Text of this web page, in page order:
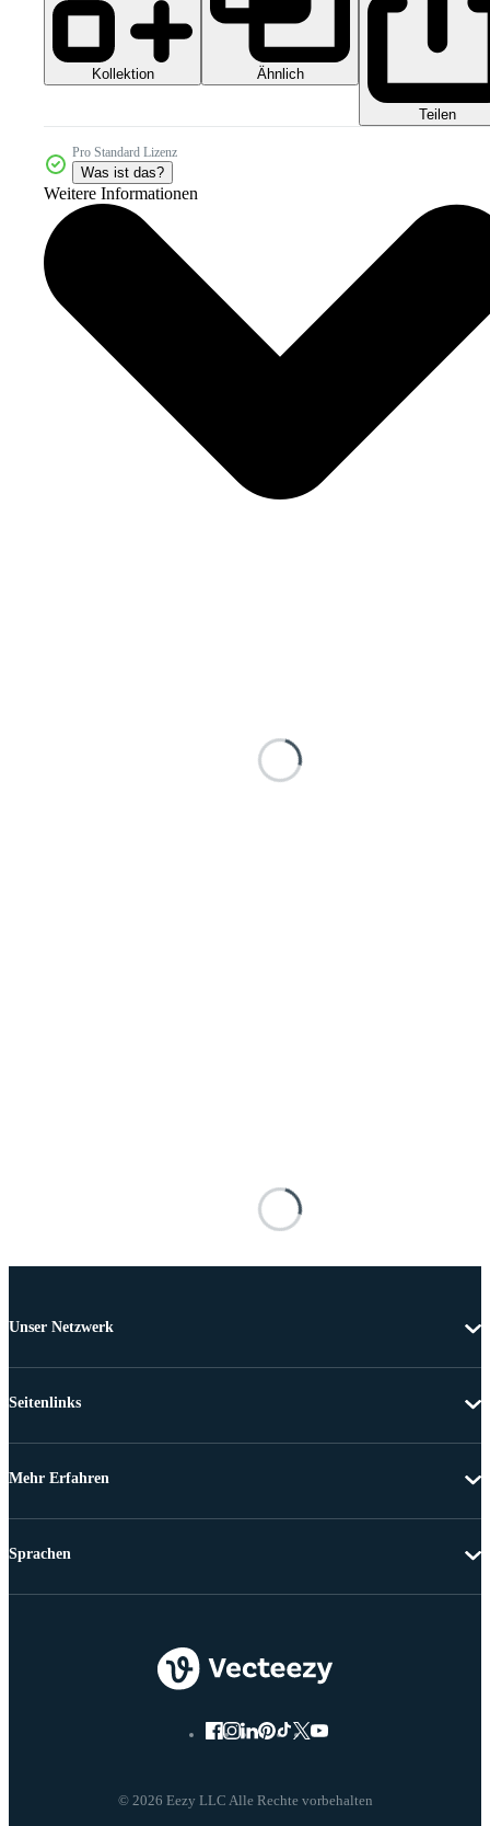
Kollektion Ähnlich
Teilen
Pro Standard Lizenz
Was ist das?
Weitere Informationen
Unser Netzwerk
Seitenlinks
Mehr Erfahren
© 2026 Eezy LLC Alle Rechte vorbehalten
Sprachen